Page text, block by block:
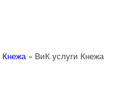
Кнежа» ВиК услуги Кнежа